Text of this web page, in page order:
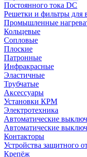
Постоянного тока DC
Решетки и фильтры для
Промышленные
Кольцевые
Сопловые
Плоские
Патронные
Инфракрасные
Эластичные
Трубчатые
Аксессуары
Установки КРМ
Электротехника
Автоматические
Автоматические
Контакторы
Устройства защитного
Крепёж